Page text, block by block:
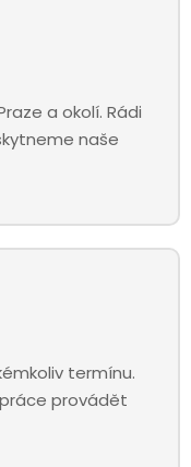
a okolí. Rádi
naše
termínu.
provádět